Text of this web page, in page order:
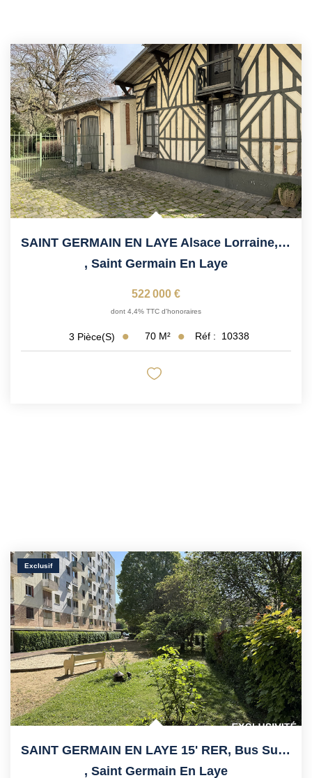
SAINT GERMAIN EN LAYE Alsace Lorraine, 6' Du RER,...
, Saint Germain En Laye
522 000 €
dont 4,4% TTC d'honoraires
3 Pièce(s) 70 M² Réf : 10338
Exclusif
SAINT GERMAIN EN LAYE 15' RER, Bus Sur Place Pour Le RER
, Saint Germain En Laye